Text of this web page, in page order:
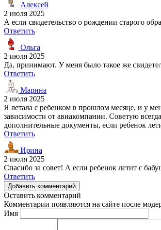
Алексей
2 июля 2025
А если свидетельство о рождении старого
Ответить
Ольга
2 июля 2025
Да, принимают. У меня было такое же
Ответить
Марина
2 июля 2025
Я летала с ребенком в прошлом месяце, и у
зависимости от авиакомпании. Советую
дополнительные документы, если ребенок
Ответить
Ирина
2 июля 2025
Спасибо за совет! А если ребенок летит с
Ответить
Добавить комментарий
Оставить комментарий
Комментарии появляются на сайте после
Имя